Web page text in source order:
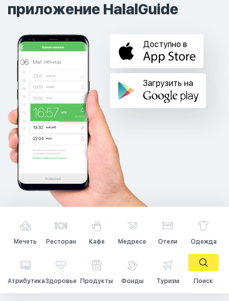
приложение HalalGuide
Доступно в
Загрузить на
Мечеть Ресторан Кафе Медресе Отели Одежда
АтрибутикаЗдоровье Продукты Фонды Туризм Поиск